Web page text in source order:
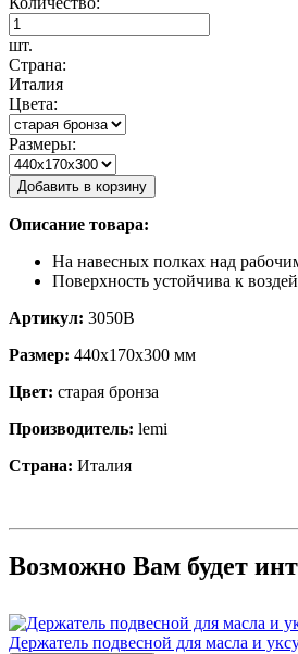
шт.
Страна:
Италия
Цвета:
Размеры:
Добавить в корзину
Описание товара:
На навесных полках над
Поверхность устойчива к
Артикул: 3050В
Размер: 440х170х300 мм
Цвет: старая бронза
Производитель: lemi
Страна: Италия
Возможно Вам будет
Держатель подвесной для масла и